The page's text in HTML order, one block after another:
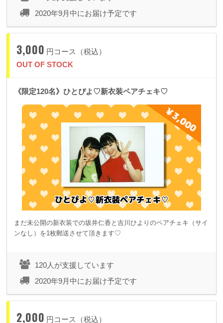
2020年9月中にお届け予定です
3,000 円コース（税込）
OUT OF STOCK
《限定120名》ひとぴよ♡新衣装ペアチェキ♡
まだ未公開の新衣装での坂井仁香と吉川ひよりのペアチェキ（サイ
ンなし）を1枚郵送させて頂きます♡
120人が支援しています
2020年9月中にお届け予定です
2,000 円コース（税込）